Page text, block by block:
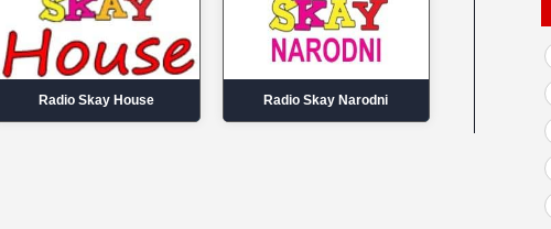
Radio Skay House Radio Skay Narodni